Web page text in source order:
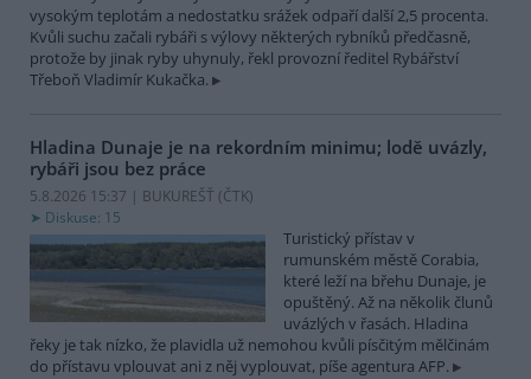
vysokým teplotám a nedostatku srážek odpaří další 2,5 procenta.
Kvůli suchu začali rybáři s výlovy některých rybníků předčasně,
protože by jinak ryby uhynuly, řekl provozní ředitel Rybářství
Třeboň Vladimír Kukačka.
Hladina Dunaje je na rekordním minimu; lodě uvázly,
rybáři jsou bez práce
5.8.2026 15:37 | BUKUREŠŤ (ČTK)
Diskuse: 15
Turistický přístav v
rumunském městě Corabia,
které leží na břehu Dunaje, je
opuštěný. Až na několik člunů
uvázlých v řasách. Hladina
řeky je tak nízko, že plavidla už nemohou kvůli písčitým mělčinám
do přístavu vplouvat ani z něj vyplouvat, píše agentura AFP.